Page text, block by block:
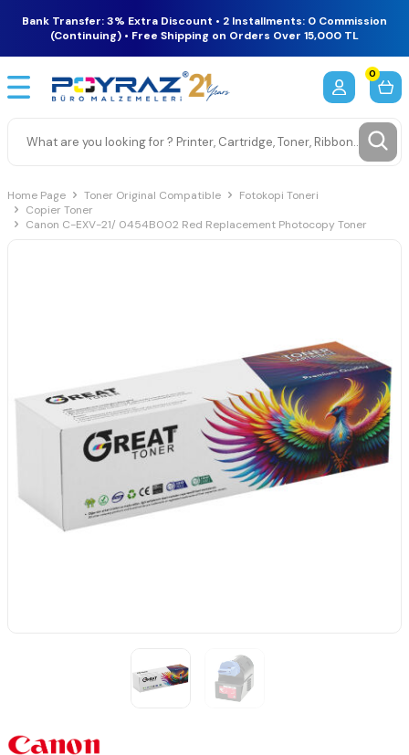
Bank Transfer: 3% Extra Discount • 2 Installments: 0 Commission
(Continuing) • Free Shipping on Orders Over 15,000 TL
0
Home Page Toner Original Compatible
Fotokopi Toneri
Copier Toner
Canon C-EXV-21/ 0454B002 Red Replacement Photocopy Toner